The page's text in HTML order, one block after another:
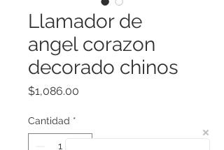
Llamador de
angel corazon
decorado chinos
$1,086.00
Cantidad *